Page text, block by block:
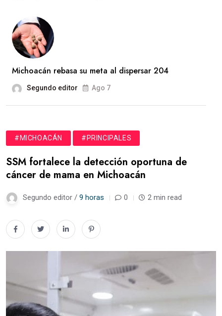
Michoacán rebasa su meta al dispersar 204
Segundo editor Ago 7
#MICHOACÁN #PRINCIPALES
SSM fortalece la detección oportuna de
cáncer de mama en Michoacán
Segundo editor / 9 horas 0 2 min read